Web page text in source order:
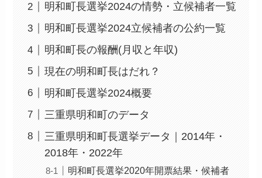
明和町長選挙2024の情勢・立候補者一覧
明和町長選挙2024立候補者の公約一覧
明和町長の報酬(月収と年収)
現在の明和町長はだれ？
明和町長選挙2024概要
三重県明和町のデータ
三重県明和町長選挙データ｜2014年・
2018年・2022年
明和町長選挙2020年開票結果・候補者